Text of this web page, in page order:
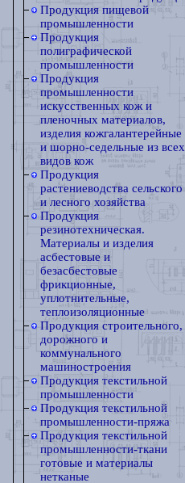
Продукция пищевой
промышленности
Продукция
полиграфической
промышленности
Продукция
промышленности
искусственных кож и
пленочных материалов,
изделия кожгалантерейные
и шорно-седельные из всех
видов кож
Продукция
растениеводства сельского
и лесного хозяйства
Продукция
резинотехническая.
Материалы и изделия
асбестовые и
безасбестовые
фрикционные,
уплотнительные,
теплоизоляционные
Продукция строительного,
дорожного и
коммунального
машиностроения
Продукция текстильной
промышленности
Продукция текстильной
промышленности-пряжа
Продукция текстильной
промышленности-ткани
готовые и материалы
нетканые